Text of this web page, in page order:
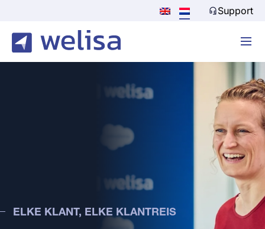
Support
ELKE KLANT, ELKE KLANTREIS